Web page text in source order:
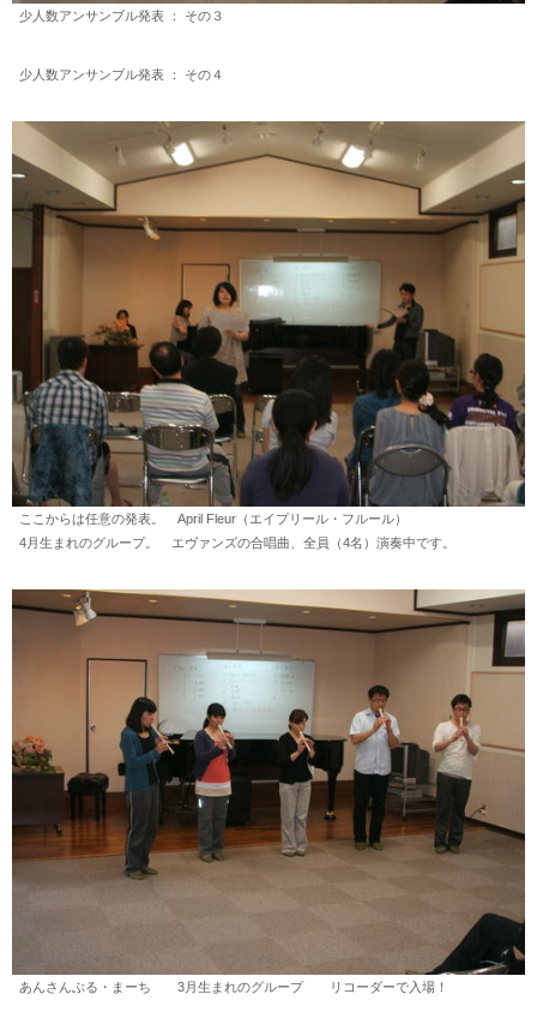
少人数アンサンブル発表 ： その３
少人数アンサンブル発表 ： その４
ここからは任意の発表。 April Fleur（エイプリール・フルール）
4月生まれのグループ。 エヴァンズの合唱曲、全員（4名）演奏中です。
あんさんぶる・まーち 3月生まれのグループ リコーダーで入場！